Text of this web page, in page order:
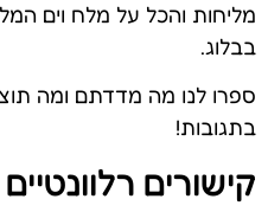
מליחות והכל על מלח וים
בבלוג.
ספרו לנו מה מדדתם ומה
בתגובות!
קישורים רלוונטיים